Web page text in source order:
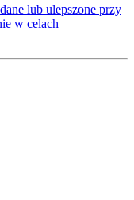
lub ulepszone przy
w celach